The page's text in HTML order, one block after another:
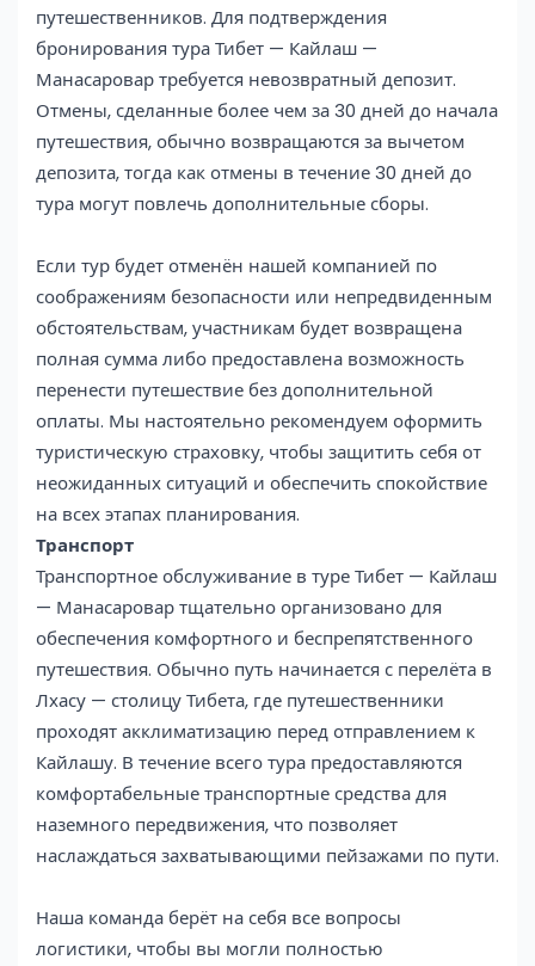
путешественников. Для подтверждения
бронирования тура Тибет — Кайлаш —
Манасаровар требуется невозвратный депозит.
Отмены, сделанные более чем за 30 дней до начала
путешествия, обычно возвращаются за вычетом
депозита, тогда как отмены в течение 30 дней до
тура могут повлечь дополнительные сборы.
Если тур будет отменён нашей компанией по
соображениям безопасности или непредвиденным
обстоятельствам, участникам будет возвращена
полная сумма либо предоставлена возможность
перенести путешествие без дополнительной
оплаты. Мы настоятельно рекомендуем оформить
туристическую страховку, чтобы защитить себя от
неожиданных ситуаций и обеспечить спокойствие
на всех этапах планирования.
Транспорт
Транспортное обслуживание в туре Тибет — Кайлаш
— Манасаровар тщательно организовано для
обеспечения комфортного и беспрепятственного
путешествия. Обычно путь начинается с перелёта в
Лхасу — столицу Тибета, где путешественники
проходят акклиматизацию перед отправлением к
Кайлашу. В течение всего тура предоставляются
комфортабельные транспортные средства для
наземного передвижения, что позволяет
наслаждаться захватывающими пейзажами по пути.
Наша команда берёт на себя все вопросы
логистики, чтобы вы могли полностью